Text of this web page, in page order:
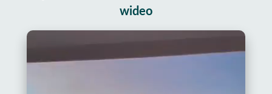
wideo